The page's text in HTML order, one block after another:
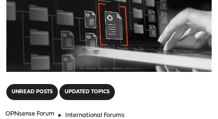
UNREAD POSTS UPDATED TOPICS
OPNsense Forum ► International Forums